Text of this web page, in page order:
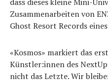
Zusammenarbeiten von
Ghost Resort Records
«Kosmos» markiert das
Künstler:innen des
nicht das Letzte. Wir